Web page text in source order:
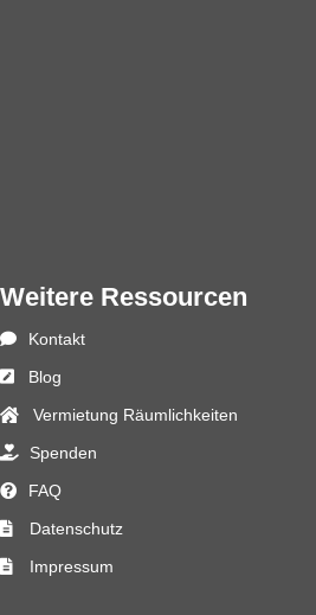
Weitere Ressourcen
Kontakt
Blog
Vermietung Räumlichkeiten
Spenden
FAQ
Datenschutz
Impressum